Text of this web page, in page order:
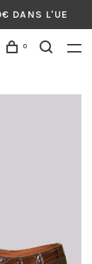
DANS L'UE
0